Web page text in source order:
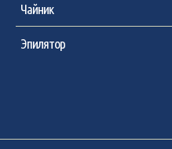
Чайник
Эпилятор